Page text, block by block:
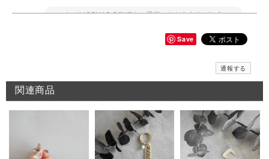
このたびはGENAC ROUEをご愛顧いただきありがとうご
GENAC ROUEでは自分好みに重ね付けしてボリューム感
をプラス出来たり、ワンポイントでお手持ちのアイテムと
リングをお試しくださいませ。また、何かございましたら
メッセージバングル / silver B018
2026/06/10
Save
通報する
関連商品